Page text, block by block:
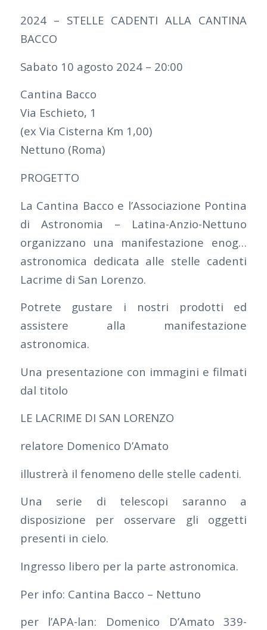
2024 – STELLE CADENTI ALLA CANTINA
BACCO
Sabato 10 agosto 2024 – 20:00
Cantina Bacco
Via Eschieto, 1
(ex Via Cisterna Km 1,00)
Nettuno (Roma)
PROGETTO
La Cantina Bacco e l’Associazione Pontina
di Astronomia – Latina-Anzio-Nettuno
organizzano una manifestazione enog…
astronomica dedicata alle stelle cadenti
Lacrime di San Lorenzo.
Potrete gustare i nostri prodotti ed
assistere alla manifestazione
astronomica.
Una presentazione con immagini e filmati
dal titolo
LE LACRIME DI SAN LORENZO
relatore Domenico D’Amato
illustrerà il fenomeno delle stelle cadenti.
Una serie di telescopi saranno a
disposizione per osservare gli oggetti
presenti in cielo.
Ingresso libero per la parte astronomica.
Per info: Cantina Bacco – Nettuno
per l’APA-lan: Domenico D’Amato 339-